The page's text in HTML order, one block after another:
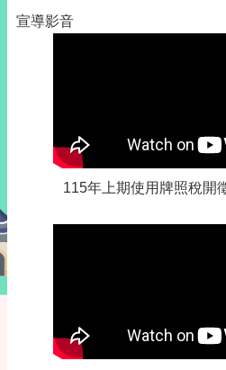
宣導影音
115年上期使用牌照稅開